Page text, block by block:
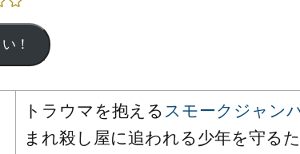
トラウマを抱えるスモークジャン
まれ殺し屋に追われる少年を守る